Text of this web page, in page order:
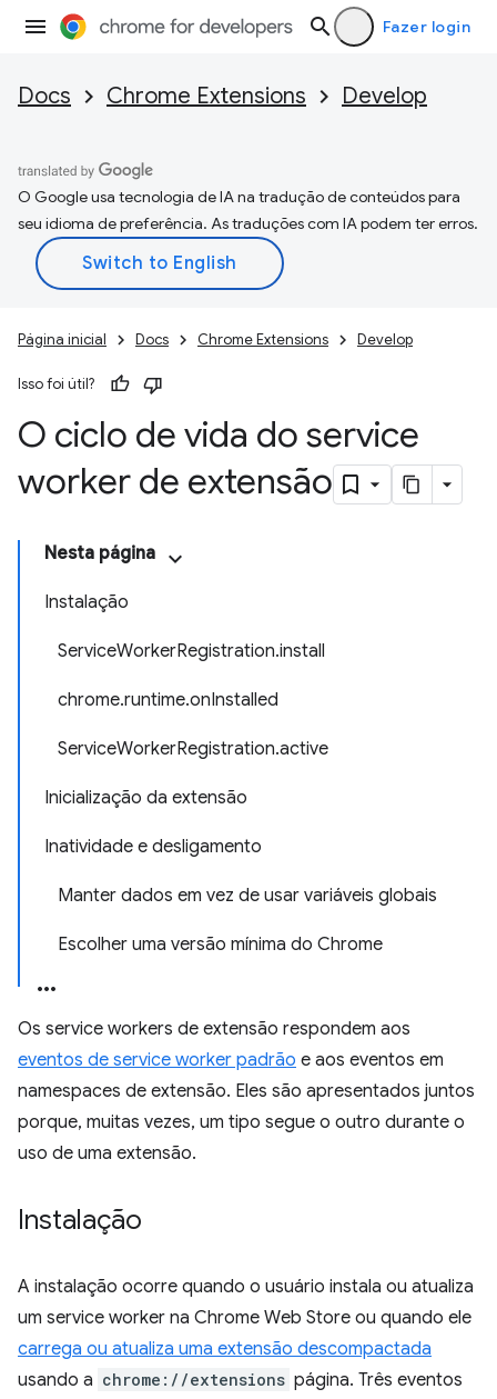
Fazer login
Docs Chrome Extensions Develop
O Google usa tecnologia de IA na tradução de conteúdos para
seu idioma de preferência. As traduções com IA podem ter erros.
Página inicial Docs Chrome Extensions Develop
Isso foi útil?
O ciclo de vida do service
worker de extensão
Nesta página
Instalação
ServiceWorkerRegistration.install
chrome.runtime.onInstalled
ServiceWorkerRegistration.active
Inicialização da extensão
Inatividade e desligamento
Manter dados em vez de usar variáveis globais
Escolher uma versão mínima do Chrome
Os service workers de extensão respondem aos
eventos de service worker padrão e aos eventos em
namespaces de extensão. Eles são apresentados juntos
porque, muitas vezes, um tipo segue o outro durante o
uso de uma extensão.
Instalação
A instalação ocorre quando o usuário instala ou atualiza
um service worker na Chrome Web Store ou quando ele
carrega ou atualiza uma extensão descompactada
usando a chrome://extensions página. Três eventos